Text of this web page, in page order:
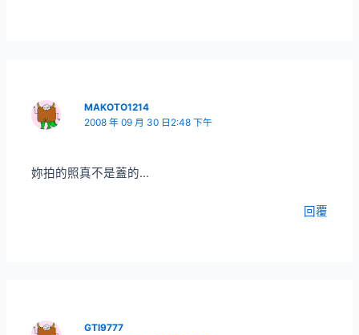
MAKOTO1214
2008 年 09 月 30 日2:48 下午
妳拍的照真不是蓋的…
回覆
GTI9777